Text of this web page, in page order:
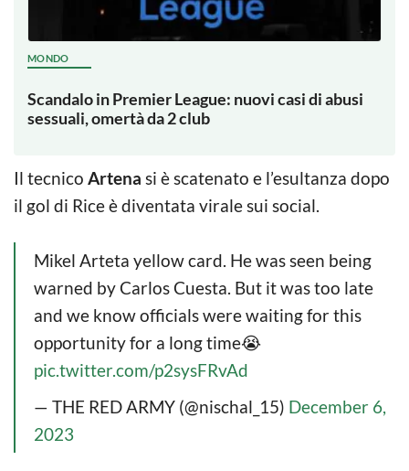
MONDO
Scandalo in Premier League: nuovi casi di abusi
sessuali, omertà da 2 club
Il tecnico Artena si è scatenato e l’esultanza dopo
il gol di Rice è diventata virale sui social.
Mikel Arteta yellow card. He was seen being
warned by Carlos Cuesta. But it was too late
and we know officials were waiting for this
opportunity for a long time😭
pic.twitter.com/p2sysFRvAd
— THE RED ARMY (@nischal_15) December 6,
2023